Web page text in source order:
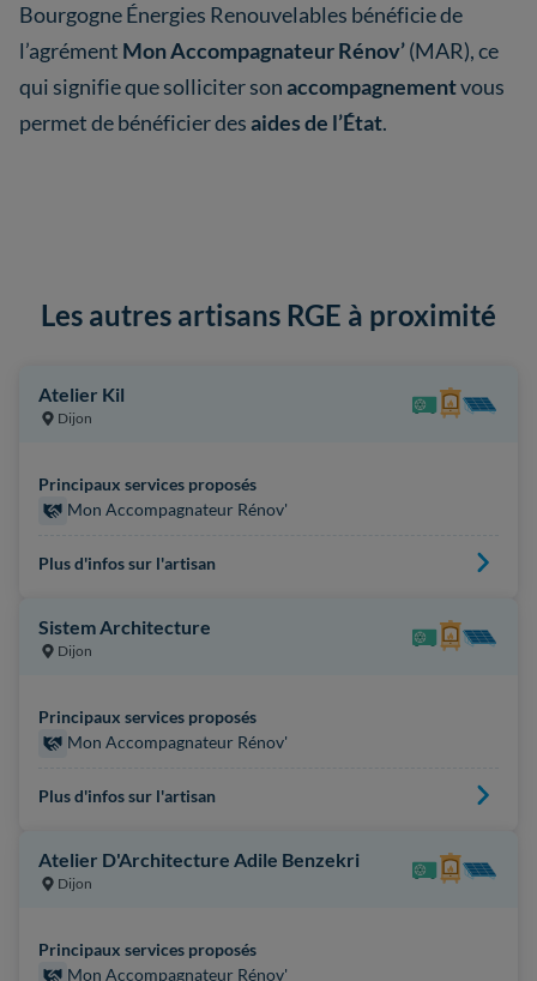
Bourgogne Énergies Renouvelables bénéficie de
l’agrément Mon Accompagnateur Rénov’(MAR), ce
qui signifie que solliciter sonaccompagnementvous
permet de bénéficier desaides de l’État.
Les autres artisans RGE à proximité
Atelier Kil
Dijon
Principaux services proposés
Mon Accompagnateur Rénov'
Plus d'infos sur l'artisan
Sistem Architecture
Dijon
Principaux services proposés
Mon Accompagnateur Rénov'
Plus d'infos sur l'artisan
Atelier D'Architecture Adile Benzekri
Dijon
Principaux services proposés
Mon Accompagnateur Rénov'